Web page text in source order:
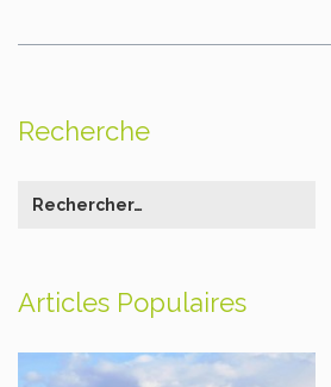
Recherche
Articles Populaires